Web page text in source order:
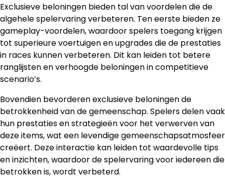
Exclusieve beloningen bieden tal van voordelen die de
algehele spelervaring verbeteren. Ten eerste bieden ze
gameplay-voordelen, waardoor spelers toegang krijgen
tot superieure voertuigen en upgrades die de prestaties
in races kunnen verbeteren. Dit kan leiden tot betere
ranglijsten en verhoogde beloningen in competitieve
scenario’s.
Bovendien bevorderen exclusieve beloningen de
betrokkenheid van de gemeenschap. Spelers delen vaak
hun prestaties en strategieën voor het verwerven van
deze items, wat een levendige gemeenschapsatmosfeer
creëert. Deze interactie kan leiden tot waardevolle tips
en inzichten, waardoor de spelervaring voor iedereen die
betrokken is, wordt verbeterd.